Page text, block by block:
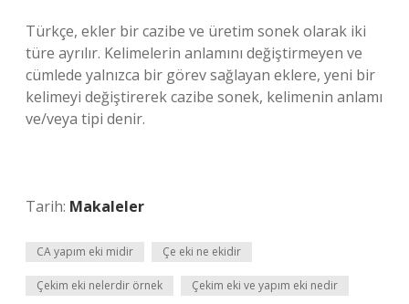
Türkçe, ekler bir cazibe ve üretim sonek olarak iki
türe ayrılır. Kelimelerin anlamını değiştirmeyen ve
cümlede yalnızca bir görev sağlayan eklere, yeni bir
kelimeyi değiştirerek cazibe sonek, kelimenin anlamı
ve/veya tipi denir.
Tarih: Makaleler
CA yapım eki midir Çe eki ne ekidir
Çekim eki nelerdir örnek Çekim eki ve yapım eki nedir